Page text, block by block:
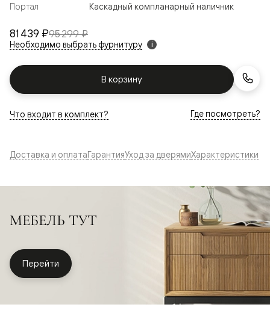
81 439 ₽95 299 ₽
Необходимо выбрать фурнитуру i
В корзину
Портал
Каскадный компланарный наличник
Что входит в комплект? Где посмотреть?
Доставка и оплатаГарантияУход за дверямиХарактеристики
МЕБЕЛЬ ТУТ
Перейти